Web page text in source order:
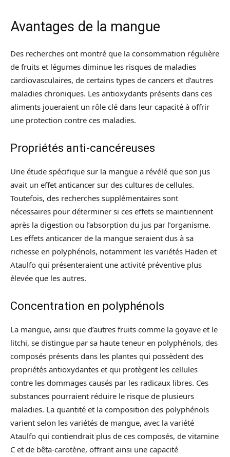
Avantages de la mangue
Des recherches ont montré que la consommation régulière
de fruits et légumes diminue les risques de maladies
cardiovasculaires, de certains types de cancers et d’autres
maladies chroniques. Les antioxydants présents dans ces
aliments joueraient un rôle clé dans leur capacité à offrir
une protection contre ces maladies.
Propriétés anti-cancéreuses
Une étude spécifique sur la mangue a révélé que son jus
avait un effet anticancer sur des cultures de cellules.
Toutefois, des recherches supplémentaires sont
nécessaires pour déterminer si ces effets se maintiennent
après la digestion ou l’absorption du jus par l’organisme.
Les effets anticancer de la mangue seraient dus à sa
richesse en polyphénols, notamment les variétés Haden et
Ataulfo qui présenteraient une activité préventive plus
élevée que les autres.
Concentration en polyphénols
La mangue, ainsi que d’autres fruits comme la goyave et le
litchi, se distingue par sa haute teneur en polyphénols, des
composés présents dans les plantes qui possèdent des
propriétés antioxydantes et qui protègent les cellules
contre les dommages causés par les radicaux libres. Ces
substances pourraient réduire le risque de plusieurs
maladies. La quantité et la composition des polyphénols
varient selon les variétés de mangue, avec la variété
Ataulfo qui contiendrait plus de ces composés, de vitamine
C et de bêta-carotène, offrant ainsi une capacité